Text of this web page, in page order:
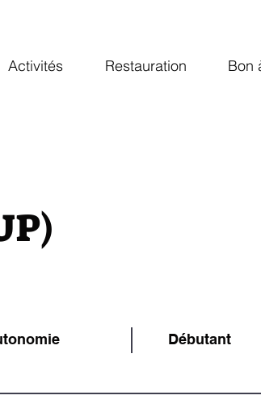
Activités Restauration Bon
Débutant